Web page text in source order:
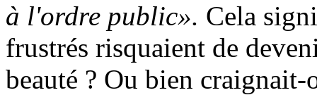
à l'ordre public». Cela
frustrés risquaient de
beauté ? Ou bien